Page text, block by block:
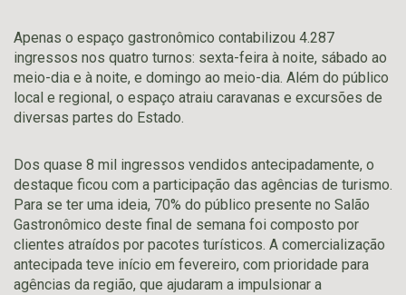
Apenas o espaço gastronômico contabilizou 4.287
ingressos nos quatro turnos: sexta-feira à noite, sábado ao
meio-dia e à noite, e domingo ao meio-dia. Além do público
local e regional, o espaço atraiu caravanas e excursões de
diversas partes do Estado.
Dos quase 8 mil ingressos vendidos antecipadamente, o
destaque ficou com a participação das agências de turismo.
Para se ter uma ideia, 70% do público presente no Salão
Gastronômico deste final de semana foi composto por
clientes atraídos por pacotes turísticos. A comercialização
antecipada teve início em fevereiro, com prioridade para
agências da região, que ajudaram a impulsionar a